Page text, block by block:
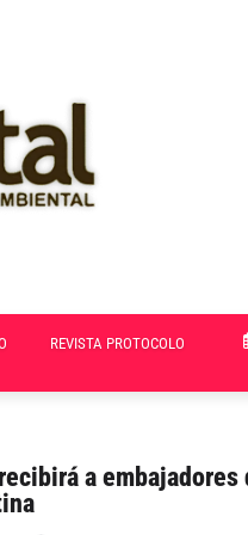
REVISTA PROTOCOLO
a embajadores